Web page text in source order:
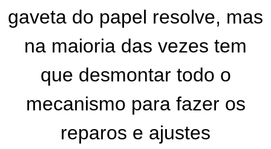
gaveta do papel resolve, mas
na maioria das vezes tem
que desmontar todo o
mecanismo para fazer os
reparos e ajustes